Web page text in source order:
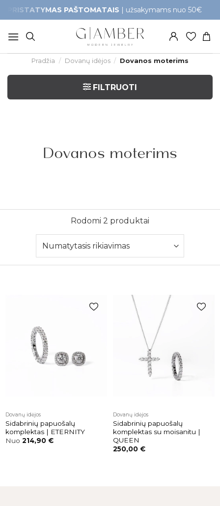
to
content
PAŠTOMATAIS| užsakymams nuo 50€
Pradžia / Dovanų idėjos / Dovanos moterims
FILTRUOTI
Dovanos moterims
Rodomi 2 produktai
Dovanų idėjos
Sidabrinių papuošalų
komplektas | ETERNITY
Nuo 214,90 €
Dovanų idėjos
Sidabrinių papuošalų
komplektas su moisanitu |
QUEEN
250,00 €